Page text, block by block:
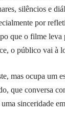
silêncios e
por
que o filme
o público vai à
mas ocupa um
que conversa
sinceridade